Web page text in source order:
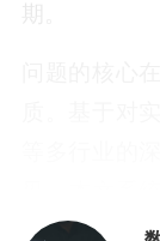
问题的核心
成因，并给